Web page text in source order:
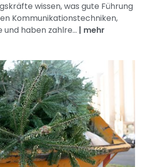
wissen, was gute Führung
Kommunikationstechniken,
haben zahlre... | mehr